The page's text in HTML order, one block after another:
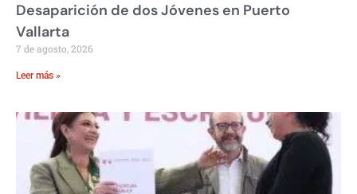
Desaparición de dos Jóvenes en Puerto
Vallarta
7 de agosto, 2026
Leer más »